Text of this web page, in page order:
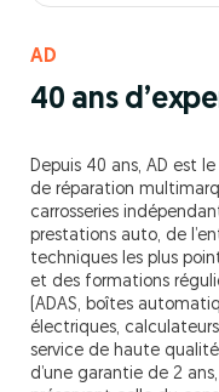
AD
40 ans
Depuis 40 ans, AD est
de réparation
carrosseries
prestations auto, de
techniques les plus
et des formations
(ADAS, boîtes
électriques,
service de haute
d’une garantie de 2